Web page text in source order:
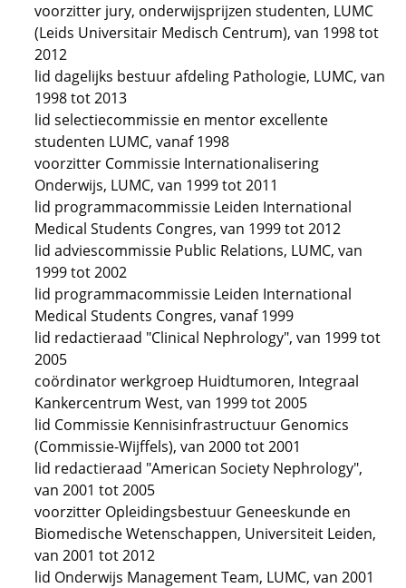
voorzitter jury, onderwijsprijzen studenten, LUMC
(Leids Universitair Medisch Centrum), van 1998 tot
2012
lid dagelijks bestuur afdeling Pathologie, LUMC, van
1998 tot 2013
lid selectiecommissie en mentor excellente
studenten LUMC, vanaf 1998
voorzitter Commissie Internationalisering
Onderwijs, LUMC, van 1999 tot 2011
lid programmacommissie Leiden International
Medical Students Congres, van 1999 tot 2012
lid adviescommissie Public Relations, LUMC, van
1999 tot 2002
lid programmacommissie Leiden International
Medical Students Congres, vanaf 1999
lid redactieraad "Clinical Nephrology", van 1999 tot
2005
coördinator werkgroep Huidtumoren, Integraal
Kankercentrum West, van 1999 tot 2005
lid Commissie Kennisinfrastructuur Genomics
(Commissie-Wijffels), van 2000 tot 2001
lid redactieraad "American Society Nephrology",
van 2001 tot 2005
voorzitter Opleidingsbestuur Geneeskunde en
Biomedische Wetenschappen, Universiteit Leiden,
van 2001 tot 2012
lid Onderwijs Management Team, LUMC, van 2001